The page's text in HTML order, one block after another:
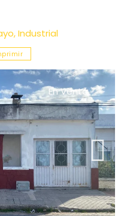
,Industrial
En Venta